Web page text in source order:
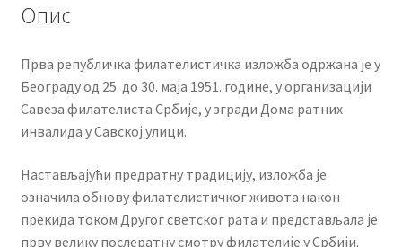
Опис
Прва републичка филателистичка изложба одржана је у
Београду од 25. до 30. маја 1951. године, у организацији
Савеза филателиста Србије, у згради Дома ратних
инвалида у Савској улици.
Настављајући предратну традицију, изложба је
означила обнову филателистичког живота након
прекида током Другог светског рата и представљала је
прву велику послератну смотру филателије у Србији.